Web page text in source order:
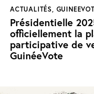
ACTUALITÉS,
Présidentielle
officiellement la
participative de
GuinéeVote